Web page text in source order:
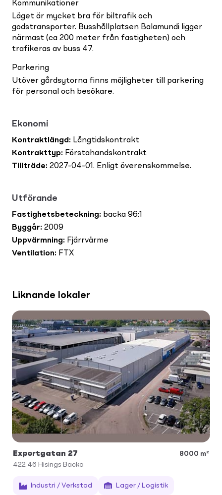
Kommunikationer
Läget är mycket bra för biltrafik och
godstransporter. Busshållplatsen Balamundi ligger
närmast (ca 200 meter från fastigheten) och
trafikeras av buss 47.
Parkering
Utöver gårdsytorna finns möjligheter till parkering
för personal och besökare.
Ekonomi
Kontraktlängd : Långtidskontrakt
Kontrakttyp: Förstahandskontrakt
Tillträde: 2027-04-01. Enligt överenskommelse.
Utförande
Fastighetsbeteckning: backa 96:1
Byggår: 2009
Uppvärmning: Fjärrvärme
Ventilation: FTX
Liknande lokaler
Exportgatan 27
8000 m²
422 46 Hisings Backa
Industri / Verkstad Lager / Logistik